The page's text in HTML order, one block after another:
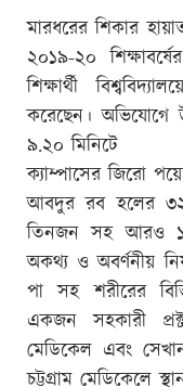
মারধরের শিকার
২০১৯-২০
শিক্ষার্থী
করেছেন।
৯.২০ মিনিটে
ক্যাম্পাসের জিরো
আবদুর রব হলের
তিনজন সহ আরও
অকথ্য ও অবর্ণনীয়
পা সহ শরীরের
একজন সহকারী
মেডিকেল এবং
চট্টগ্রাম মেডিকেলে